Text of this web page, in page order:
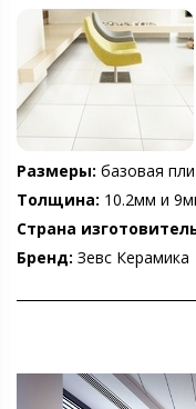
Размеры: базовая
Толщина: 10.2мм и
Страна
Бренд: Зевс Керамика